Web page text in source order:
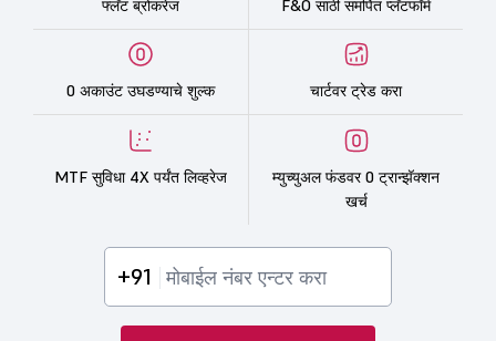
फ्लॅट ब्रोकरेज F&O साठी समर्पित प्लॅटफॉर्म
0 अकाउंट उघडण्याचे शुल्क चार्टवर ट्रेड करा
MTF सुविधा 4X पर्यंत लिव्हरेज
म्युच्युअल फंडवर 0 ट्रान्झॅक्शन
खर्च
+91